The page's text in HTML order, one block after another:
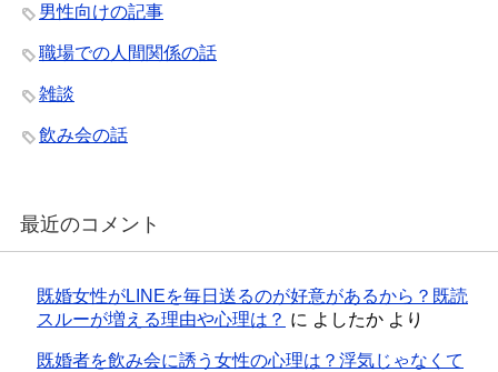
男性向けの記事
職場での人間関係の話
雑談
飲み会の話
最近のコメント
既婚女性がLINEを毎日送るのが好意があるから？既読
スルーが増える理由や心理は？ に よしたか より
既婚者を飲み会に誘う女性の心理は？浮気じゃなくて